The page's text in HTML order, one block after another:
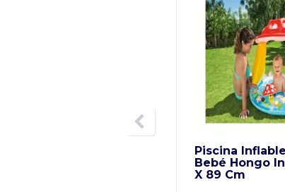
Piscina
Bebé Hongo
X 89 Cm